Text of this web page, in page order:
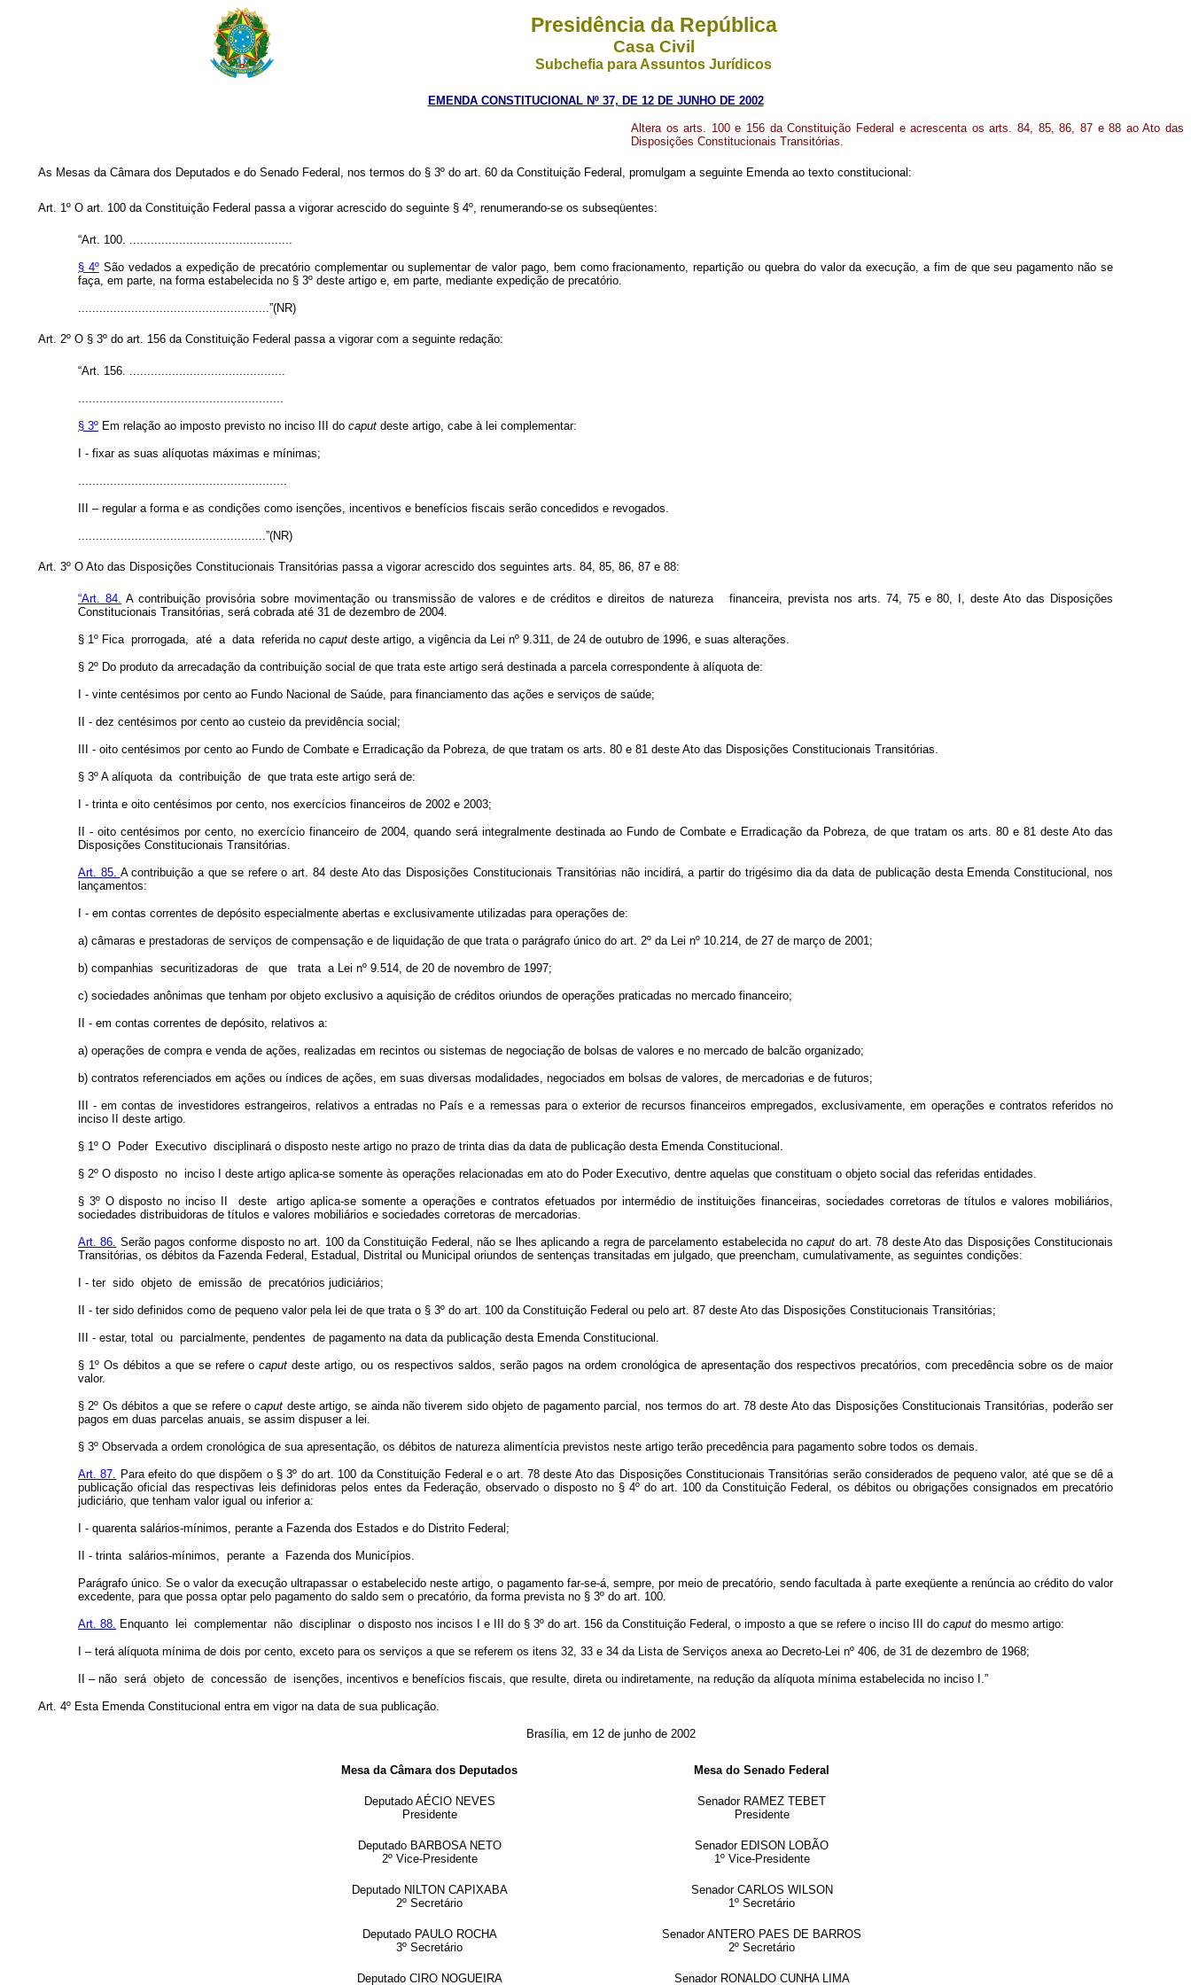
Presidência da República
Casa Civil
Subchefia para Assuntos Jurídicos
EMENDA CONSTITUCIONAL Nº 37, DE 12 DE JUNHO DE 2002
Altera os arts. 100 e 156 da Constituição Federal e acrescenta os arts. 84, 85, 86, 87 e 88 ao Ato das
Disposições Constitucionais Transitórias.
As Mesas da Câmara dos Deputados e do Senado Federal, nos termos do § 3º do art. 60 da Constituição Federal, promulgam a seguinte Emenda ao texto constitucional:
Art. 1º O art. 100 da Constituição Federal passa a vigorar acrescido do seguinte § 4º, renumerando-se os subseqüentes:
“Art. 100. ..............................................
§ 4ºSão vedados a expedição de precatório complementar ou suplementar de valor pago, bem como fracionamento, repartição ou quebra do valor da execução, a fim de que seu pagamento não se
faça, em parte, na forma estabelecida no § 3º deste artigo e, em parte, mediante expedição de precatório.
......................................................”(NR)
Art. 2º O § 3º do art. 156 da Constituição Federal passa a vigorar com a seguinte redação:
“Art. 156. ............................................
..........................................................
§ 3º Em relação ao imposto previsto no inciso III do caput deste artigo, cabe à lei complementar:
I - fixar as suas alíquotas máximas e mínimas;
...........................................................
III – regular a forma e as condições como isenções, incentivos e benefícios fiscais serão concedidos e revogados.
.....................................................”(NR)
Art. 3º O Ato das Disposições Constitucionais Transitórias passa a vigorar acrescido dos seguintes arts. 84, 85, 86, 87 e 88:
“Art. 84. A contribuição provisória sobre movimentação ou transmissão de valores e de créditos e direitos de natureza financeira, prevista nos arts. 74, 75 e 80, I, deste Ato das Disposições
Constitucionais Transitórias, será cobrada até 31 de dezembro de 2004.
§ 1º Fica prorrogada, até a data referida no caput deste artigo, a vigência da Lei nº 9.311, de 24 de outubro de 1996, e suas alterações.
§ 2º Do produto da arrecadação da contribuição social de que trata este artigo será destinada a parcela correspondente à alíquota de:
I - vinte centésimos por cento ao Fundo Nacional de Saúde, para financiamento das ações e serviços de saúde;
II - dez centésimos por cento ao custeio da previdência social;
III - oito centésimos por cento ao Fundo de Combate e Erradicação da Pobreza, de que tratam os arts. 80 e 81 deste Ato das Disposições Constitucionais Transitórias.
§ 3º A alíquota da contribuição de que trata este artigo será de:
I - trinta e oito centésimos por cento, nos exercícios financeiros de 2002 e 2003;
II - oito centésimos por cento, no exercício financeiro de 2004, quando será integralmente destinada ao Fundo de Combate e Erradicação da Pobreza, de que tratam os arts. 80 e 81 deste Ato das
Disposições Constitucionais Transitórias.
Art. 85. A contribuição a que se refere o art. 84 deste Ato das Disposições Constitucionais Transitórias não incidirá, a partir do trigésimo dia da data de publicação desta Emenda Constitucional, nos
lançamentos:
I - em contas correntes de depósito especialmente abertas e exclusivamente utilizadas para operações de:
a) câmaras e prestadoras de serviços de compensação e de liquidação de que trata o parágrafo único do art. 2º da Lei nº 10.214, de 27 de março de 2001;
b) companhias securitizadoras de que trata a Lei nº 9.514, de 20 de novembro de 1997;
c) sociedades anônimas que tenham por objeto exclusivo a aquisição de créditos oriundos de operações praticadas no mercado financeiro;
II - em contas correntes de depósito, relativos a:
a) operações de compra e venda de ações, realizadas em recintos ou sistemas de negociação de bolsas de valores e no mercado de balcão organizado;
b) contratos referenciados em ações ou índices de ações, em suas diversas modalidades, negociados em bolsas de valores, de mercadorias e de futuros;
III - em contas de investidores estrangeiros, relativos a entradas no País e a remessas para o exterior de recursos financeiros empregados, exclusivamente, em operações e contratos referidos no
inciso II deste artigo.
§ 1º O Poder Executivo disciplinará o disposto neste artigo no prazo de trinta dias da data de publicação desta Emenda Constitucional.
§ 2º O disposto no inciso I deste artigo aplica-se somente às operações relacionadas em ato do Poder Executivo, dentre aquelas que constituam o objeto social das referidas entidades.
§ 3º O disposto no inciso II deste
artigo aplica-se somente a operações e contratos efetuados por intermédio de instituições financeiras, sociedades corretoras de títulos e valores mobiliários,
sociedades distribuidoras de títulos e valores mobiliários e sociedades corretoras de mercadorias.
Art. 86. Serão pagos conforme disposto no art. 100 da Constituição Federal, não se lhes aplicando a regra de parcelamento estabelecida nocaput do art. 78 deste Ato das Disposições Constitucionais
Transitórias, os débitos da Fazenda Federal, Estadual, Distrital ou Municipal oriundos de sentenças transitadas em julgado, que preencham, cumulativamente, as seguintes condições:
I - ter sido objeto de emissão de precatórios judiciários;
II - ter sido definidos como de pequeno valor pela lei de que trata o § 3º do art. 100 da Constituição Federal ou pelo art. 87 deste Ato das Disposições Constitucionais Transitórias;
III - estar, total ou parcialmente, pendentes de pagamento na data da publicação desta Emenda Constitucional.
§ 1º Os débitos a que se refere ocaput deste artigo, ou os respectivos saldos, serão pagos na ordem cronológica de apresentação dos respectivos precatórios, com precedência sobre os de maior
valor.
§ 2º Os débitos a que se refere ocaput deste artigo, se ainda não tiverem sido objeto de pagamento parcial, nos termos do art. 78 deste Ato das Disposições Constitucionais Transitórias, poderão ser
pagos em duas parcelas anuais, se assim dispuser a lei.
§ 3º Observada a ordem cronológica de sua apresentação, os débitos de natureza alimentícia previstos neste artigo terão precedência para pagamento sobre todos os demais.
Art. 87. Para efeito do que dispõem o § 3º do art. 100 da Constituição Federal e o art. 78 deste Ato das Disposições Constitucionais Transitórias serão considerados de pequeno valor, até que se dê a
publicação oficial das respectivas leis definidoras pelos entes da Federação, observado o disposto no § 4º do art. 100 da Constituição Federal, os débitos ou obrigações consignados em precatório
judiciário, que tenham valor igual ou inferior a:
I - quarenta salários-mínimos, perante a Fazenda dos Estados e do Distrito Federal;
II - trinta salários-mínimos, perante a Fazenda dos Municípios.
Parágrafo único. Se o valor da execução ultrapassar o estabelecido neste artigo, o pagamento far-se-á, sempre, por meio de precatório, sendo facultada à parte exeqüente a renúncia ao crédito do valor
excedente, para que possa optar pelo pagamento do saldo sem o precatório, da forma prevista no § 3º do art. 100.
Art. 88. Enquanto lei complementar não disciplinar o disposto nos incisos I e III do § 3º do art. 156 da Constituição Federal, o imposto a que se refere o inciso III do caput do mesmo artigo:
I – terá alíquota mínima de dois por cento, exceto para os serviços a que se referem os itens 32, 33 e 34 da Lista de Serviços anexa ao Decreto-Lei nº 406, de 31 de dezembro de 1968;
II – não será objeto de concessão de isenções, incentivos e benefícios fiscais, que resulte, direta ou indiretamente, na redução da alíquota mínima estabelecida no inciso I.”
Art. 4º Esta Emenda Constitucional entra em vigor na data de sua publicação.
Brasília, em 12 de junho de 2002
Mesa da Câmara dos Deputados Mesa do Senado Federal
Deputado AÉCIO NEVES
Presidente
Senador RAMEZ TEBET
Presidente
Deputado BARBOSA NETO
2º Vice-Presidente
Senador EDISON LOBÃO
1º Vice-Presidente
Deputado NILTON CAPIXABA
2º Secretário
Senador CARLOS WILSON
1º Secretário
Deputado PAULO ROCHA
3º Secretário
Senador ANTERO PAES DE BARROS
2º Secretário
Deputado CIRO NOGUEIRA Senador RONALDO CUNHA LIMA